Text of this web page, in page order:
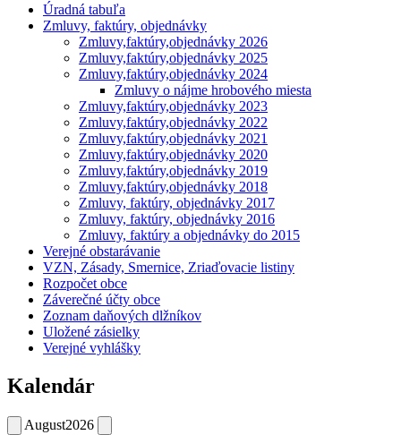
Úradná tabuľa
Zmluvy, faktúry, objednávky
Zmluvy,faktúry,objednávky 2026
Zmluvy,faktúry,objednávky 2025
Zmluvy,faktúry,objednávky 2024
Zmluvy o nájme hrobového miesta
Zmluvy,faktúry,objednávky 2023
Zmluvy,faktúry,objednávky 2022
Zmluvy,faktúry,objednávky 2021
Zmluvy,faktúry,objednávky 2020
Zmluvy,faktúry,objednávky 2019
Zmluvy,faktúry,objednávky 2018
Zmluvy, faktúry, objednávky 2017
Zmluvy, faktúry, objednávky 2016
Zmluvy, faktúry a objednávky do 2015
Verejné obstarávanie
VZN, Zásady, Smernice, Zriaďovacie listiny
Rozpočet obce
Záverečné účty obce
Zoznam daňových dlžníkov
Uložené zásielky
Verejné vyhlášky
Kalendár
August2026